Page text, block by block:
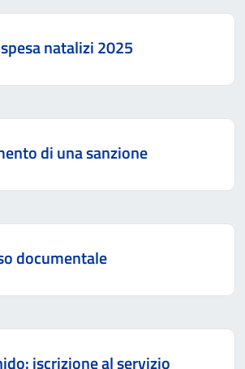
natalizi 2025
di una sanzione
documentale
iscrizione al servizio